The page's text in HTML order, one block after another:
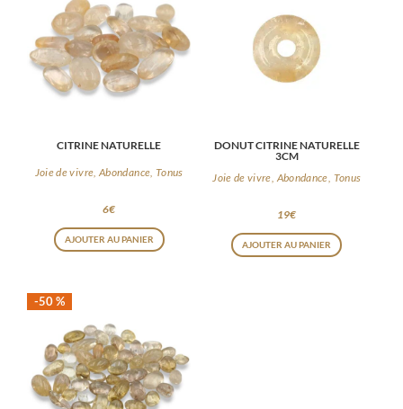
CITRINE NATURELLE
Joie de vivre, Abondance, Tonus
6€
AJOUTER AU PANIER
DONUT CITRINE NATURELLE
3CM
Joie de vivre, Abondance, Tonus
19€
AJOUTER AU PANIER
-50 %